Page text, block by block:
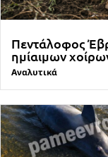
Πεντάλοφος
ημίαιμων
Αναλυτικά